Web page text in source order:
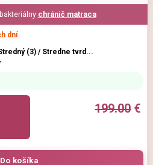
chránič matraca
dní
(3) / Stredne tvrd...
199.00€